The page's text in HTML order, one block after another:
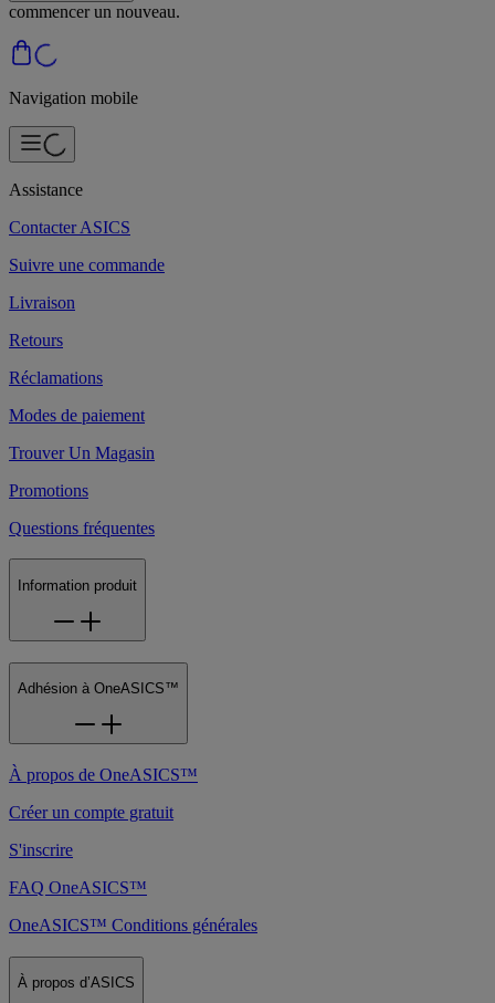
commencer un nouveau.
Navigation mobile
Assistance
Contacter ASICS
Suivre une commande
Livraison
Retours
Réclamations
Modes de paiement
Trouver Un Magasin
Promotions
Questions fréquentes
Information produit
Adhésion à OneASICS™
À propos de OneASICS™
Créer un compte gratuit
S'inscrire
FAQ OneASICS™
OneASICS™ Conditions générales
À propos d’ASICS